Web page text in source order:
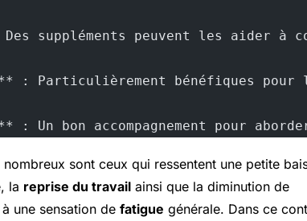
suppléments peuvent les aider à
: Particulièrement bénéfiques pour
: Un bon accompagnement pour
nombreux sont ceux qui ressentent une petite
la reprise du travail ainsi que la diminution de
une sensation de fatigue générale. Dans ce